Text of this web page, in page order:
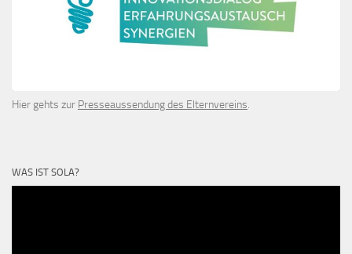
Hier gehts zur Presseaussendung des Elternvereins.
WAS IST SOLA?